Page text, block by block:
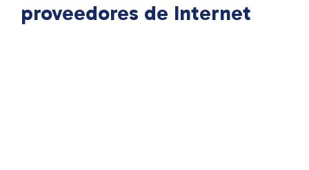
proveedores de Internet